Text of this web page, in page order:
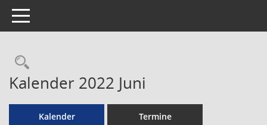
Toggle navigation
Rechercheauswahl
Kalender 2022 Juni
Kalender Termine